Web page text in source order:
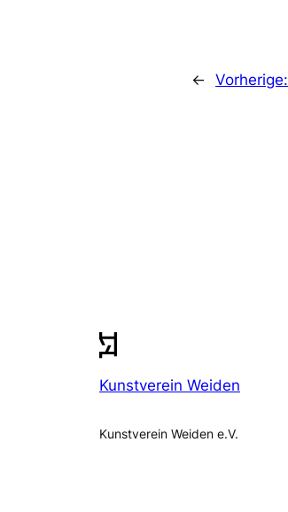
← Vorherige:
Kunstverein Weiden
Kunstverein Weiden e.V.